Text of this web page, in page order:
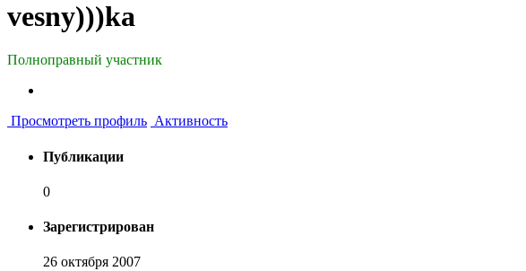
vesny)))ka
Полноправный участник
Просмотреть профиль Активность
Публикации
0
Зарегистрирован
26 октября 2007